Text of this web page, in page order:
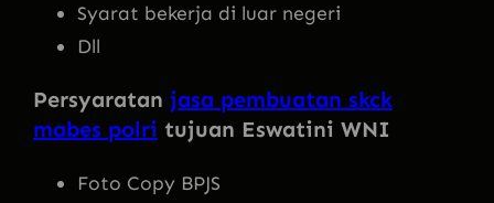
Syarat bekerja di luar negeri
Dll
Persyaratan jasa pembuatan skck
mabes polri tujuan Eswatini WNI
Foto Copy BPJS